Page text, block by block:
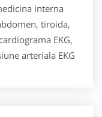
interna
tiroida,
EKG,
arteriala EKG